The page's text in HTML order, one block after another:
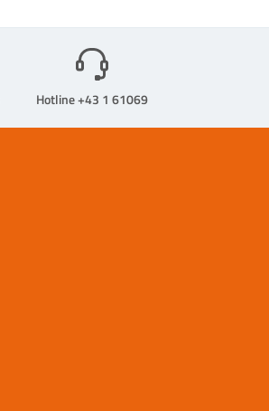
Hotline +43 1 61069